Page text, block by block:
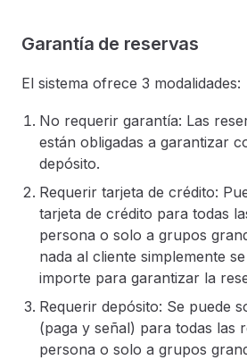
Garantía de reservas
El sistema ofrece 3 modalidades:
No requerir garantía: Las
están obligadas a garantizar
depósito.
Requerir tarjeta de crédito:
tarjeta de crédito para todas
persona o solo a grupos
nada al cliente simplemente
importe para garantizar la
Requerir depósito: Se puede
(paga y señal) para todas las
persona o solo a grupos